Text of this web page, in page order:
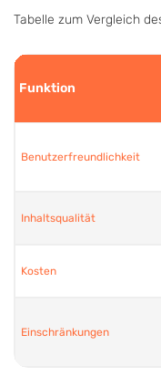
Tabelle zum Vergleich
Funktion
Benutzerfreundlichkeit
Inhaltsqualität
Kosten
Einschränkungen